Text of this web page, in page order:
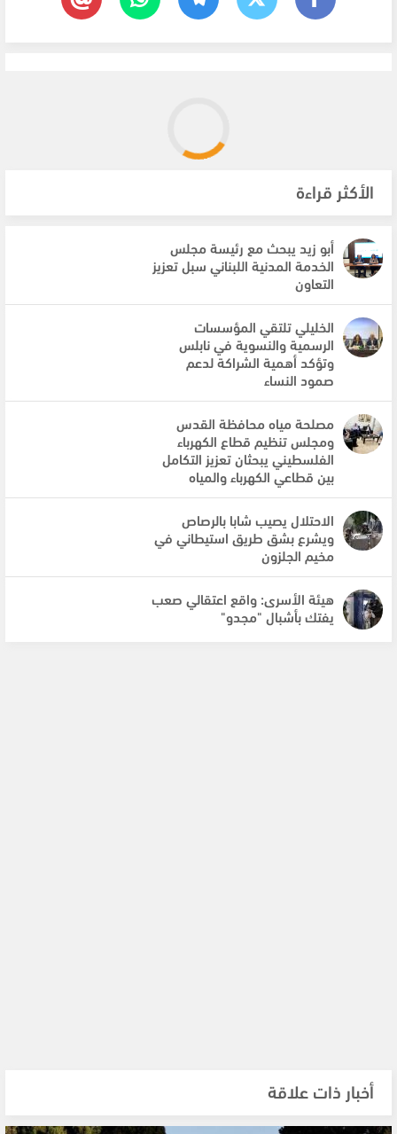
الأكثر قراءة
أبو زيد يبحث مع رئيسة مجلس
الخدمة المدنية اللبناني سبل تعزيز
التعاون
الخليلي تلتقي المؤسسات
الرسمية والنسوية في نابلس
وتؤكد أهمية الشراكة لدعم
صمود النساء
مصلحة مياه محافظة القدس
ومجلس تنظيم قطاع الكهرباء
الفلسطيني يبحثان تعزيز التكامل
بين قطاعي الكهرباء والمياه
الاحتلال يصيب شابا بالرصاص
ويشرع بشق طريق استيطاني في
مخيم الجلزون
هيئة الأسرى: واقع اعتقالي صعب
يفتك بأشبال "مجدو"
أخبار ذات علاقة